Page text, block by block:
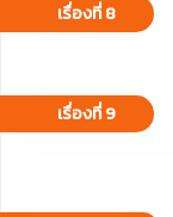
เรื่องที่ 8
เรื่องที่ 9